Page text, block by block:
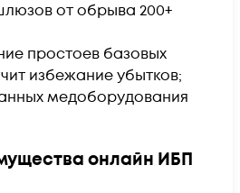
от обрыва 200+
простоев базовых
избежание убытков;
медоборудования
онлайн ИБП